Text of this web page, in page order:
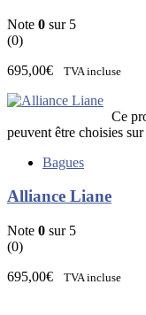
Note 0 sur 5
(0)
695,00€ TVA incluse
Ce
peuvent être choisies
Bagues
Alliance Liane
Note 0 sur 5
(0)
695,00€ TVA incluse